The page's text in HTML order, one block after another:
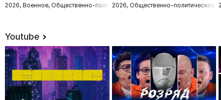
2026, Военное, Общественно-политическое2026, Общественно-политическое
Youtube